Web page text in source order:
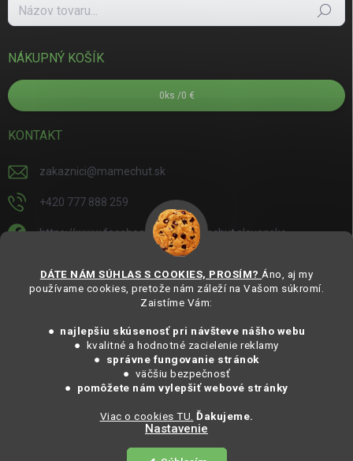
DÁTE NÁM SÚHLAS S COOKIES, PROSÍM? Áno, aj my
používame cookies, pretože nám záleží na Vašom súkromí.
Zaistíme Vám:
● najlepšiu skúsenosť pri návšteve nášho webu
● kvalitné a hodnotné zacielenie reklamy
●
správne fungovanie stránok
● väčšiu bezpečnosť
● pomôžete nám vylepšiť webové stránky
Viac o cookies TU. Ďakujeme.
Nastavenie
Hľadať
NÁKUPNÝ KOŠÍK
0 ks /0 €
KONTAKT
zakaznici@mamechut.sk
+420 777 888 259
https://www.facebook.com/mamechut.slovensko
https://www.youtube.com/@mamechutczsk
@mamechut.czsk
MámeChuť Organic. Všechna práva vyhrazena.
MámeChuť Organic. Všetky práva vyhradené.